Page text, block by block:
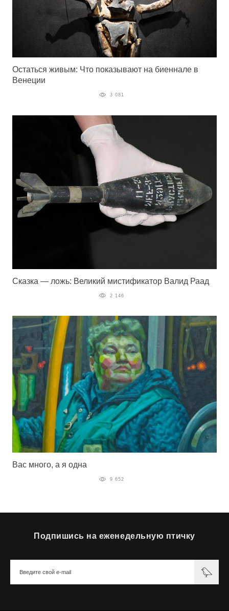
Остаться живым: Что показывают на биеннале в
Венеции
3 081
Сказка — ложь: Великий мистификатор Валид Раад
2 146
Вас много, а я одна
9 652
Подпишись на еженедельную птичку